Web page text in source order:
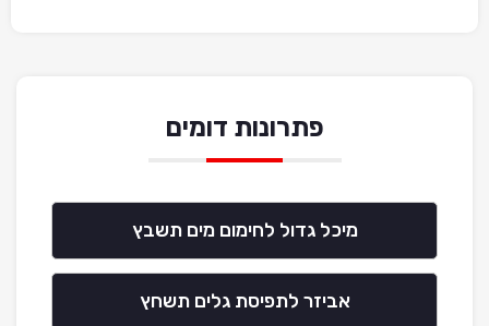
פתרונות דומים
מיכל גדול לחימום מים תשבץ
אביזר לתפיסת גלים תשחץ